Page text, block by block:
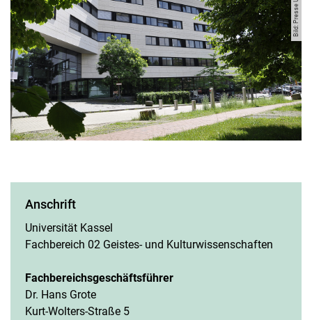
Promotion/wissenschaftliche Karriere
Anschrift
Universität Kassel
Fachbereich 02 Geistes- und Kulturwissenschaften
Fachbereichsgeschäftsführer
Dr. Hans Grote
Kurt-Wolters-Straße 5